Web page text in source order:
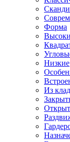
Форма
Низкие
Из